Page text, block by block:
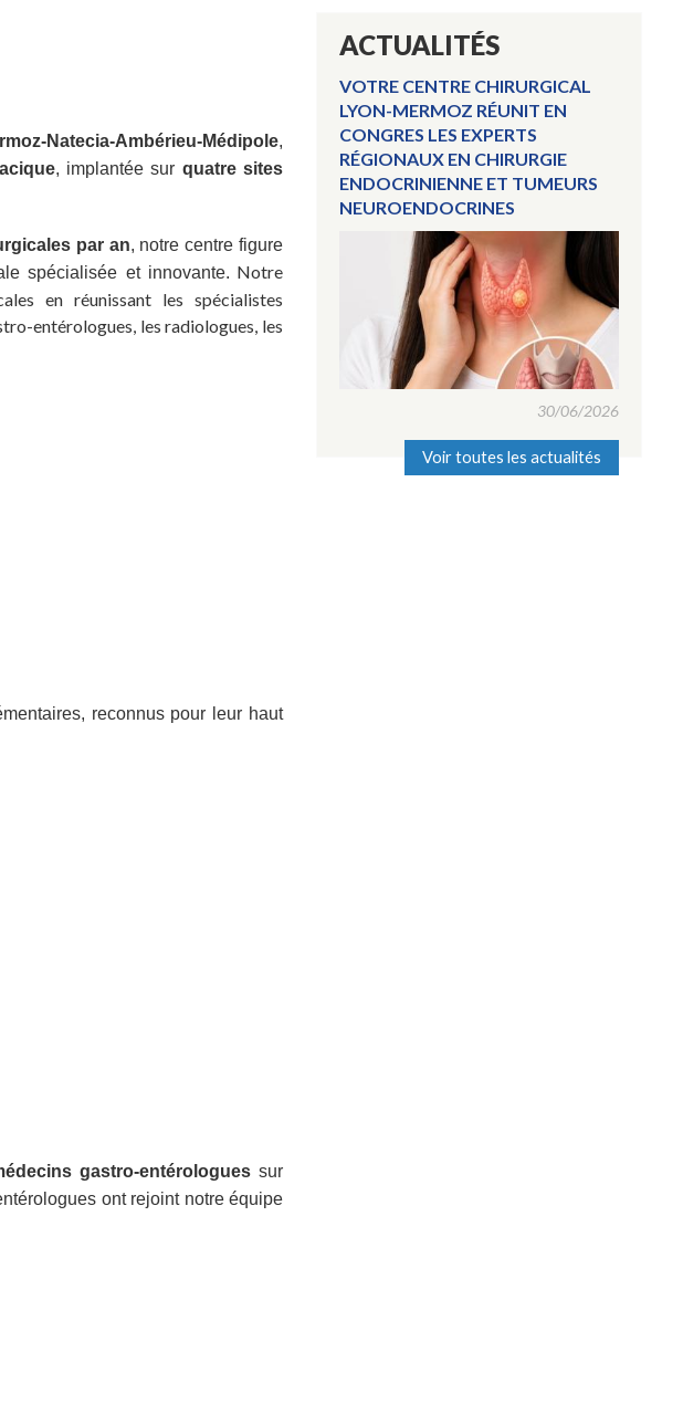
Natecia-Ambérieu-Médipole,
, implantée sur quatre sites
par an, notre centre figure
spécialisée et innovante. Notre
en réunissant les spécialistes
entérologues, les radiologues, les
reconnus pour leur haut
gastro-entérologues sur
ont rejoint notre équipe
ACTUALITÉS
VOTRE CENTRE CHIRURGICAL
LYON-MERMOZ RÉUNIT EN
CONGRES LES EXPERTS
RÉGIONAUX EN CHIRURGIE
ENDOCRINIENNE ET TUMEURS
NEUROENDOCRINES
30/06/2026
Voir toutes les actualités